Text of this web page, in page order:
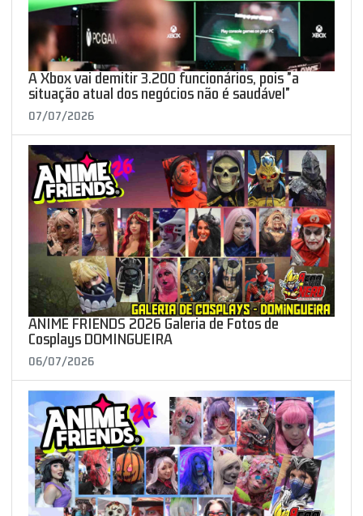
A Xbox vai demitir 3.200 funcionários, pois "a
situação atual dos negócios não é saudável"
07/07/2026
ANIME FRIENDS 2026 Galeria de Fotos de
Cosplays DOMINGUEIRA
06/07/2026